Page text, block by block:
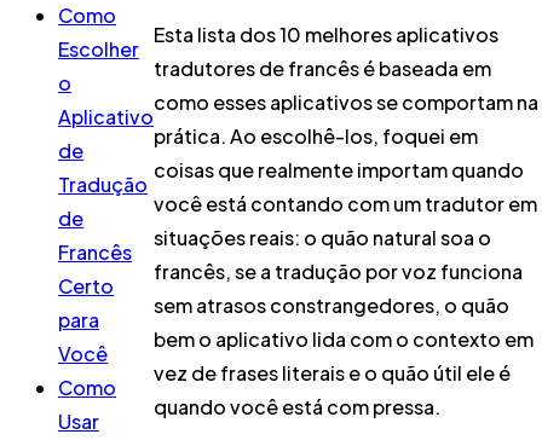
Como
Escolher
o
Aplicativo
de
Tradução
de
Francês
Certo
para
Você
Como
Usar
Esta lista dos 10 melhores aplicativos
tradutores de francês é baseada em
como esses aplicativos se comportam na
prática. Ao escolhê-los, foquei em
coisas que realmente importam quando
você está contando com um tradutor em
situações reais: o quão natural soa o
francês, se a tradução por voz funciona
sem atrasos constrangedores, o quão
bem o aplicativo lida com o contexto em
vez de frases literais e o quão útil ele é
quando você está com pressa.